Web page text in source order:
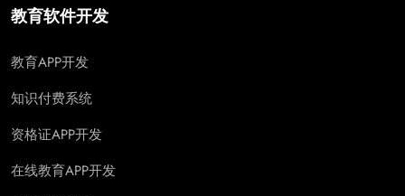
教育软件开发
教育APP开发
知识付费系统
资格证APP开发
在线教育APP开发